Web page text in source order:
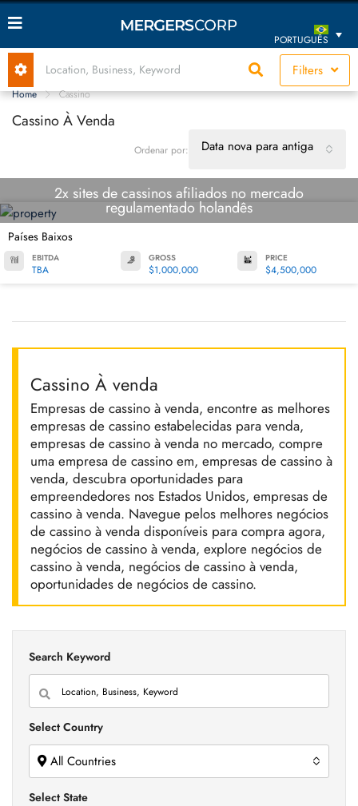
PORTUGUÊS
Filters
Home Cassino
Cassino À Venda
Ordenar por: Data nova para antiga
2x sites de cassinos afiliados no mercado
regulamentado holandês
Países Baixos
EBITDA
TBA
GROSS
$1,000,000
PRICE
$4,500,000
Cassino À venda
Empresas de cassino à venda, encontre as melhores
empresas de cassino estabelecidas para venda,
empresas de cassino à venda no mercado, compre
uma empresa de cassino em, empresas de cassino à
venda, descubra oportunidades para
empreendedores nos Estados Unidos, empresas de
cassino à venda. Navegue pelos melhores negócios
de cassino à venda disponíveis para compra agora,
negócios de cassino à venda, explore negócios de
cassino à venda, negócios de cassino à venda,
oportunidades de negócios de cassino.
Search Keyword
Select Country
All Countries
Select State